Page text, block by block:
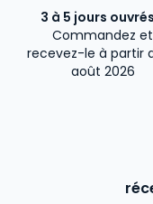
3 à 5 jours ouvrés
Commandez et
recevez-le à partir
août 2026